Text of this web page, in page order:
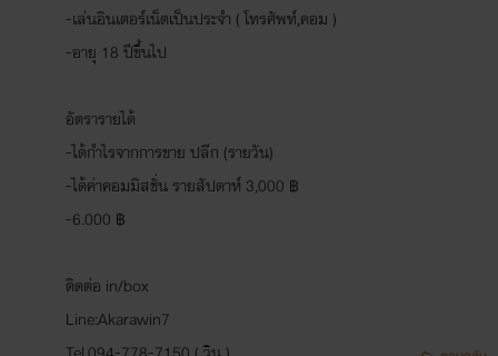
-เล่นอินเตอร์เน็ตเป็นประจำ ( โทรศัพท์,คอม )
-อายุ 18 ปีขึ้นไป
อัตรารายได้
-ได้กำไรจากการขาย ปลีก (รายวัน)
-ได้ค่าคอมมิสชั่น รายสัปดาห์ 3,000 ฿
-6.000 ฿
ติดต่อ in/box
Line:Akarawin7